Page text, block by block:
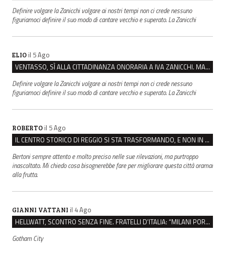
Definire volgare la Zanicchi volgare ai nostri tempi non ci crede nessuno
figuriamoci definire il suo modo di cantare vecchio e superato. La Zanicchi
ELIO il 5 Ago
VENTASSO, SÌ ALLA CITTADINANZA ONORARIA A IVA ZANICCHI. MA BARGIACCHI: “È DI PESSIMO GUSTO”
Definire volgare la Zanicchi volgare ai nostri tempi non ci crede nessuno
figuriamoci definire il suo modo di cantare vecchio e superato. La Zanicchi
ROBERTO il 5 Ago
IL CENTRO STORICO DI REGGIO SI STA TRASFORMANDO, E NON IN MEGLIO
Bertoni sempre attento e molto preciso nelle sue rilevazioni, ma purtroppo
inascoltato. Mi chiedo cosa bisognerebbe fare per migliorare questa città oramai
alla frutta.
GIANNI VATTANI il 4 Ago
HELLWATT, SCONTRO SENZA FINE. FRATELLI D’ITALIA: “MILANI PORTA DOCUMENTI, DE FRANCO INSULTI”
Gotham City